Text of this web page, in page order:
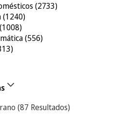
(2733)
(1240)
(1008)
(556)
(87 Resultados)